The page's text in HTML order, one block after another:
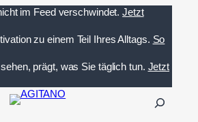
im Feed verschwindet. Jetzt
zu einem Teil Ihres Alltags. So
prägt, was Sie täglich tun. Jetzt